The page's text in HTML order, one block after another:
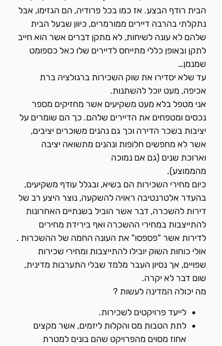
הבית רודף הבצע. אז כמו בכל פרודיה, הם הגזימו, אבל
נתקלתי בהרבה דיירים ממורמרים, כיוון שבעל הבית
שלהם לא עונה לשיחות, לא מתקן דברים אשר הוא חייב
לתקן ובאופן כללי מתייחס לדיירים שלו כאל כספומט
שמנמן…
עד שלא יסדירו את שוק השכירות ברגולציה ברת
אכיפה, מעט יוכל להשתנות.
אני מטפל בלא מעט משקיעים אשר מחזיקים מספר
נכסים ומטפחים את הדיירים שלהם. כך הם שומרים על
יציבות בשכר הדירה וכך גם נהנים משוכרים יציבים,
אשר לא מחפשים חלופות ונהנים מתשואה יציבה
וארוכת שנים (גם אם נמוכה
מהממוצע).
כיום מחירי השכירות הם בשיא, ובגלל עודף משקיעים,
בהעדר אלטרנטיבה ראויה להשקעה, נוצר היצע רב של
דירות להשכרה, דבר אשר הוביל בשנתיים האחרונות
להתייצבות במחירי ההשכרה ואף בירידת מחירים
לדירות אשר "פספסו" את העונה החמה של ההשכרות .
אולי כוחות השוק יובילו להתייצבות ומחירי שכירות
שפויים, אך נסיון העבר מלמד שבלי התערבות מדינית,
שום דבר לא יקרה.
מה יכולה המדינה לעשות ?
לייעד פרויקטים לשכירות.
לתת הטבות מס והקלות ליזמים, אשר מקצים
אחוז מסוים מהפרויקט שהם בונים למטרת